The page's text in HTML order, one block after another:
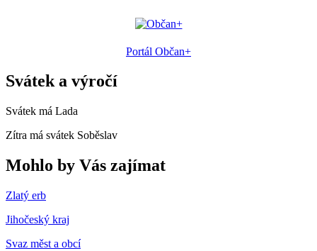
Portál Občan+
Svátek a výročí
Svátek má Lada
Zítra má svátek Soběslav
Mohlo by Vás zajímat
Zlatý erb
Jihočeský kraj
Svaz měst a obcí